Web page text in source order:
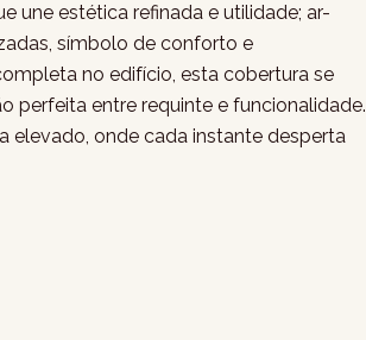
une estética refinada e utilidade; ar-
símbolo de conforto e
no edifício, esta cobertura se
perfeita entre requinte e funcionalidade.
elevado, onde cada instante desperta